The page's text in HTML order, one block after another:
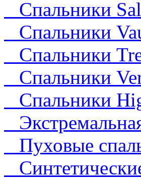
Спальники
Спальники
Спальники
Спальники
Спальники
Пуховые